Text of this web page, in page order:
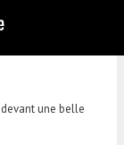
une belle